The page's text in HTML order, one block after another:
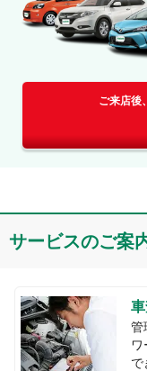
ご来店後
サービスのご案
管
ワ
で